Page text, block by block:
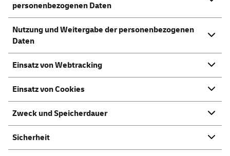
personenbezogenen Daten
Nutzung und Weitergabe der personenbezogenen
Daten
Einsatz von Webtracking
Einsatz von Cookies
Zweck und Speicherdauer
Sicherheit